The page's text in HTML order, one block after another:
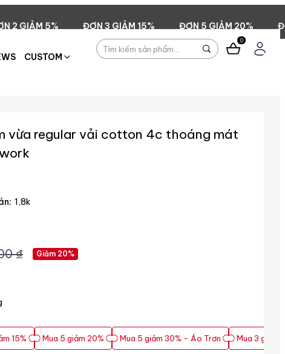
3 GIẢM 15% ĐƠN 5 GIẢM 20% ĐƠN 299.000đ
CUSTOM
0
vừa regular vải cotton 4c thoáng mát
₫
1,8k
15%
15% Mua 5 giảm 20%
Mua 5 giảm 20% Mua 5 giảm 30% - Áo Trơn
Mua 5 giảm 30% - Áo Trơn Mua 3 giảm
Mua 3 giảm
Giảm 20%